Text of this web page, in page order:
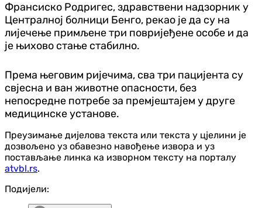
Франсиско Родригес, здравствени надзорник у
Централној болници Бенго, рекао је да су на
лијечење примљене три повријеђене особе и да
је њихово стање стабилно.
Према његовим ријечима, сва три пацијента су
свјесна и ван животне опасности, без
непосредне потребе за премјештајем у друге
медицинске установе.
Преузимање дијелова текста или текста у цјелини је
дозвољено уз обавезно навођење извора и уз
постављање линка ка изворном тексту на порталу
atvbl.rs.
Подијели: